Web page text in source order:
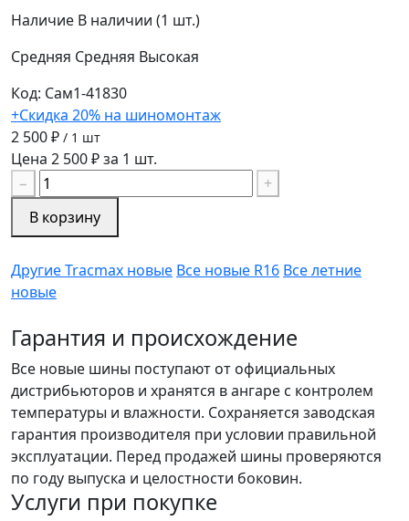
Наличие В наличии (1 шт.)
Средняя Средняя Высокая
Код: Сам1-41830
+Скидка 20% на шиномонтаж
2 500 ₽ / 1 шт
Цена 2 500 ₽ за 1 шт.
−
+
В корзину
Другие Tracmax новые Все новые R16 Все летние
новые
Гарантия и происхождение
Все новые шины поступают от официальных
дистрибьюторов и хранятся в ангаре с контролем
температуры и влажности. Сохраняется заводская
гарантия производителя при условии правильной
эксплуатации. Перед продажей шины проверяются
по году выпуска и целостности боковин.
Услуги при покупке